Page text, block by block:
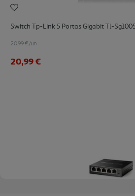
Switch Tp-Link 5 Portas Gigabit Tl-
20.99 €/un
20,99 €